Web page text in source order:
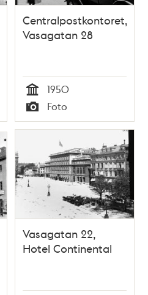
Centralpostkontoret,
Vasagatan 28
Tid
1950
Typ
Foto
Vasagatan 22,
Hotel Continental